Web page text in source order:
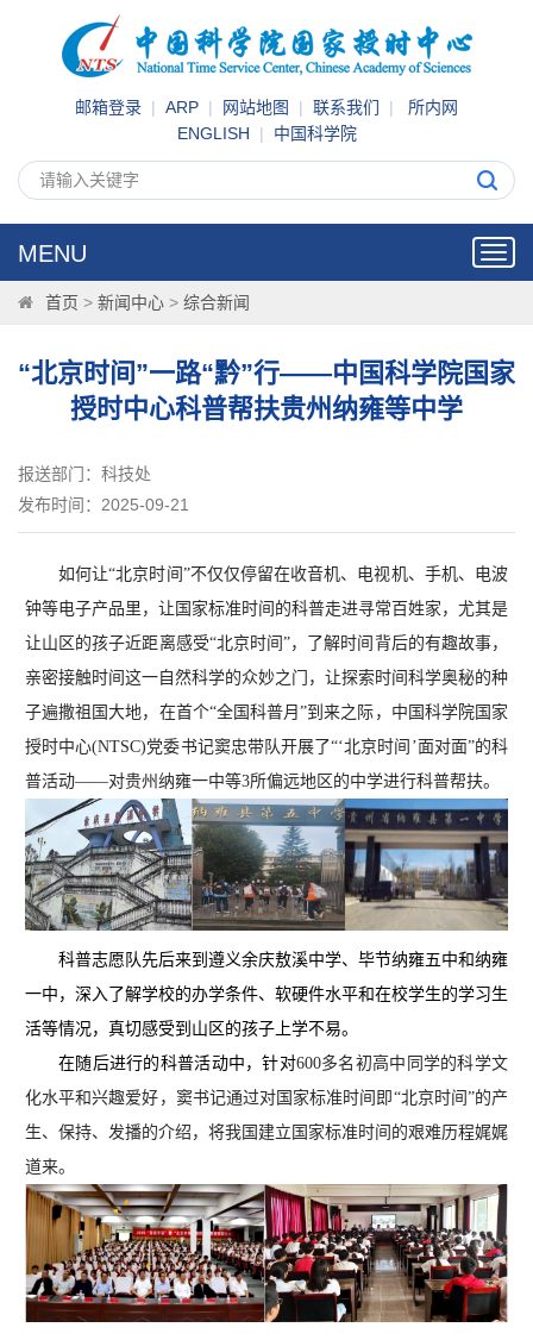
邮箱登录 | ARP | 网站地图 | 联系我们 | 所内网
ENGLISH | 中国科学院
MENU
首页 > 新闻中心 > 综合新闻
“北京时间”一路“黔”行——中国科学院国家
授时中心科普帮扶贵州纳雍等中学
报送部门：科技处
发布时间：2025-09-21
如何让“北京时间”不仅仅停留在收音机、电视机、手机、电波
钟等电子产品里，让国家标准时间的科普走进寻常百姓家，尤其是
让山区的孩子近距离感受“北京时间”，了解时间背后的有趣故事，
亲密接触时间这一自然科学的众妙之门，让探索时间科学奥秘的种
子遍撒祖国大地，在首个“全国科普月”到来之际，中国科学院国家
授时中心(NTSC)党委书记窦忠带队开展了“‘北京时间’面对面”的科
普活动——对贵州纳雍一中等3所偏远地区的中学进行科普帮扶。
科普志愿队先后来到遵义余庆敖溪中学、毕节纳雍五中和纳雍
一中，深入了解学校的办学条件、软硬件水平和在校学生的学习生
活等情况，真切感受到山区的孩子上学不易。
在随后进行的科普活动中，针对600多名初高中同学的科学文
化水平和兴趣爱好，窦书记通过对国家标准时间即“北京时间”的产
生、保持、发播的介绍，将我国建立国家标准时间的艰难历程娓娓
道来。